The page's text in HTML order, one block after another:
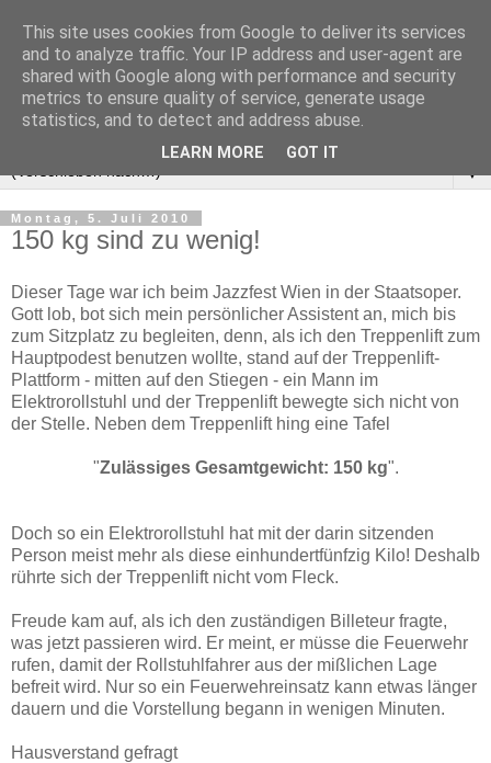
▼
Montag, 5. Juli 2010
150 kg sind zu wenig!
Dieser Tage war ich beim Jazzfest Wien in der Staatsoper.
Gott lob, bot sich mein persönlicher Assistent an, mich bis
zum Sitzplatz zu begleiten, denn, als ich den Treppenlift zum
Hauptpodest benutzen wollte, stand auf der Treppenlift-
Plattform - mitten auf den Stiegen - ein Mann im
Elektrorollstuhl und der Treppenlift bewegte sich nicht von
der Stelle. Neben dem Treppenlift hing eine Tafel
"Zulässiges Gesamtgewicht: 150 kg".
Doch so ein Elektrorollstuhl hat mit der darin sitzenden
Person meist mehr als diese einhundertfünfzig Kilo! Deshalb
rührte sich der Treppenlift nicht vom Fleck.
Freude kam auf, als ich den zuständigen Billeteur fragte,
was jetzt passieren wird. Er meint, er müsse die Feuerwehr
rufen, damit der Rollstuhlfahrer aus der mißlichen Lage
befreit wird. Nur so ein Feuerwehreinsatz kann etwas länger
dauern und die Vorstellung begann in wenigen Minuten.
Hausverstand gefragt
This site uses cookies from Google to deliver its services
and to analyze traffic. Your IP address and user-agent are
shared with Google along with performance and security
metrics to ensure quality of service, generate usage
statistics, and to detect and address abuse.
LEARN MORE GOT IT